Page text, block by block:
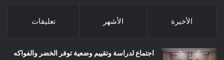
الأخيرة الأشهر تعليقات
اجتماع لدراسة وتقييم وضعية توفر الخضر والفواكه